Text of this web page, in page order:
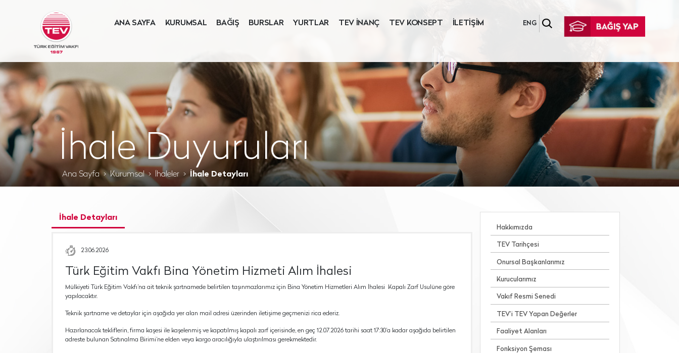
ANA SAYFA KURUMSAL BAĞIŞ BURSLAR YURTLAR TEV İNANÇ TEV KONSEPT İLETİŞİM ENG
İhale Duyuruları
Ana Sayfa Kurumsal İhaleler İhale Detayları
İhale Detayları
23.06.2026
Türk Eğitim Vakfı Bina Yönetim Hizmeti Alım İhalesi
Mülkiyeti Türk Eğitim Vakfı’na ait teknik şartnamede belirtilen taşınmazlarımız için Bina Yönetim Hizmetleri Alım İhalesi Kapalı Zarf Usulüne göre
yapılacaktır.
Teknik şartname ve detaylar için aşağıda yer alan mail adresi üzerinden iletişime geçmenizi rica ederiz.
Hazırlanacak tekliflerin, firma kaşesi ile kaşelenmiş ve kapatılmış kapalı zarf içerisinde, en geç 12.07.2026 tarihi saat 17:30’a kadar aşağıda belirtilen
adreste bulunan Satınalma Birimi’ne elden veya kargo aracılığıyla ulaştırılması gerekmektedir.
Hakkımızda
TEV Tarihçesi
Onursal Başkanlarımız
Kurucularımız
Vakıf Resmi Senedi
TEV’i TEV Yapan Değerler
Faaliyet Alanları
Fonksiyon Şeması